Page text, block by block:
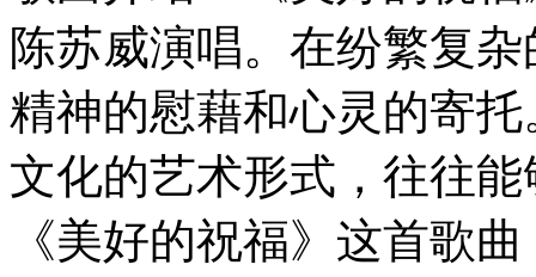
陈苏威演唱。在纷繁复
精神的慰藉和心灵的寄
文化的艺术形式，往往
《美好的祝福》这首歌